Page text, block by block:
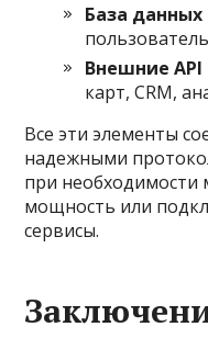
База данных
Внешние API
карт, CRM,
Все эти элементы
надежными
при необходимости
мощность или
сервисы.